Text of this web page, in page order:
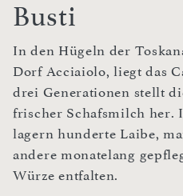
Busti
In den Hügeln der
Dorf Acciaiolo, liegt das
drei Generationen stellt
frischer Schafsmilch her.
lagern hunderte Laibe,
andere monatelang
Würze entfalten.